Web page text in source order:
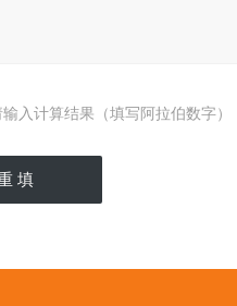
输入计算结果（填写阿拉伯数字）